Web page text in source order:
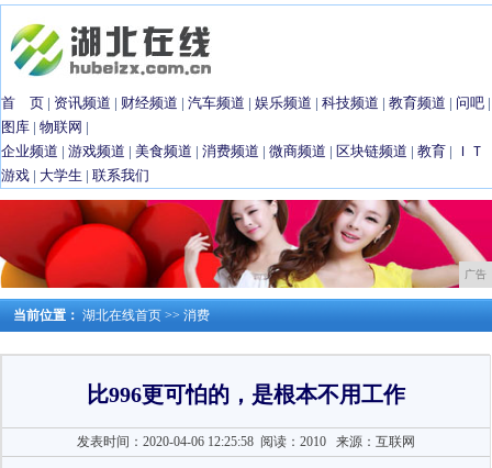
首 页 | 资讯频道 | 财经频道 | 汽车频道 | 娱乐频道 | 科技频道 | 教育频道 | 问吧 |
图库 | 物联网 |
企业频道 | 游戏频道 | 美食频道 | 消费频道 | 微商频道 | 区块链频道 | 教育 |
ＩＴ
游戏 | 大学生 | 联系我们
广告
当前位置： 湖北在线首页 >> 消费
比996更可怕的，是根本不用工作
发表时间：2020-04-06 12:25:58 阅读：2010来源：互联网